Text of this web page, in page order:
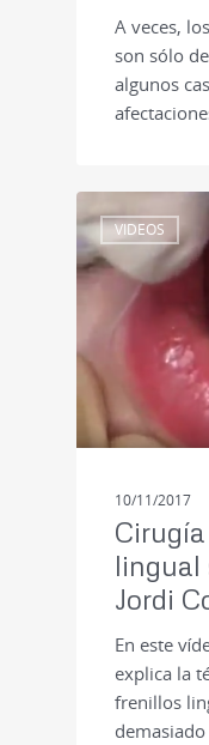
A veces,
son sólo
algunos
VIDEOS
10/11/2017
lingual
Jordi
En este
explica la
frenillos